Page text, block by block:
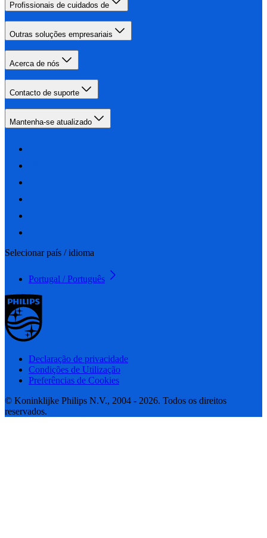
Profissionais de cuidados de
Outras soluções empresariais
Acerca de nós
Contacto de suporte
Mantenha-se atualizado
Selecionar país / idioma
Portugal / Português
Declaração de privacidade
Condições de Utilização
Preferências de Cookies
© Koninklijke Philips N.V., 2004 - 2026. Todos os direitos
reservados.